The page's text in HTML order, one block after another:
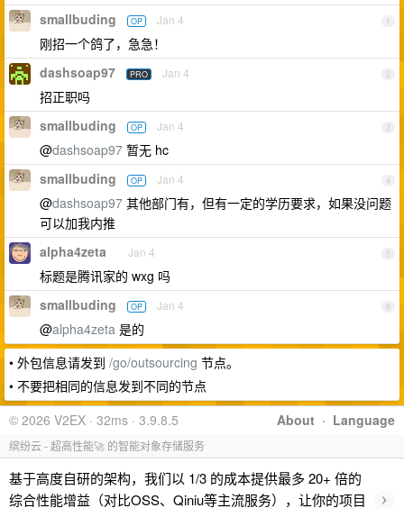
1
smallbuding OP Jan 4
刚招一个鸽了，急急！
2
dashsoap97 PRO Jan 4
招正职吗
3
smallbuding OP Jan 4
@dashsoap97 暂无 hc
4
smallbuding OP Jan 4
@dashsoap97 其他部门有，但有一定的学历要求，如果没问题
可以加我内推
5
alpha4zeta Jan 4
标题是腾讯家的 wxg 吗
6
smallbuding OP Jan 4
@alpha4zeta 是的
• 外包信息请发到 /go/outsourcing 节点。
• 不要把相同的信息发到不同的节点
About · Language
© 2026 V2EX · 32ms · 3.9.8.5
缤纷云 - 超高性能🚀 的智能对象存储服务
基于高度自研的架构，我们以 1/3 的成本提供最多 20+ 倍的
综合性能增益（对比OSS、Qiniu等主流服务），让你的项目
›